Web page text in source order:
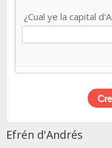
¿Cual ye la capital
Efrén d'Andrés